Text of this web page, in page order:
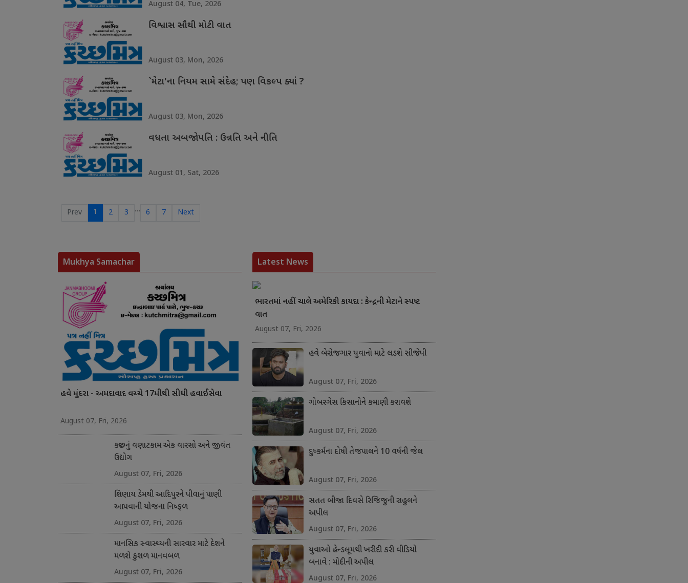
August 04, Tue, 2026
વિશ્વાસ સૌથી મોટી વાત
August 03, Mon, 2026
`મેટા'ના નિયમ સામે સંદેહ; પણ વિકલ્પ ક્યાં ?
August 03, Mon, 2026
વધતા અબજોપતિ : ઉન્નતિ અને નીતિ
August 01, Sat, 2026
Prev 1 2 3 … 6 7 Next
Mukhya Samachar
હવે મુંદરા - અમદાવાદ વચ્ચે 17મીથી સીધી હવાઈસેવા
August 07, Fri, 2026
કચ્છનું વણાટકામ એક વારસો અને જીવંત
ઉદ્યોગ
August 07, Fri, 2026
શિણાય ડેમથી આદિપુરને પીવાનું પાણી
આપવાની યોજના નિષ્ફળ
August 07, Fri, 2026
માનસિક સ્વાસ્થ્યની સારવાર માટે દેશને
મળશે કુશળ માનવબળ
August 07, Fri, 2026
Latest News
ભારતમાં નહીં ચાલે અમેરિકી કાયદા : કેન્દ્રની મેટાને સ્પષ્ટ
વાત
August 07, Fri, 2026
હવે બેરોજગાર યુવાનો માટે લડશે સીજેપી
August 07, Fri, 2026
ગોબરગેસ કિસાનોને કમાણી કરાવશે
August 07, Fri, 2026
દુષ્કર્મના દોષી તેજપાલને 10 વર્ષની જેલ
August 07, Fri, 2026
સતત બીજા દિવસે રિજિજુની રાહુલને
અપીલ
August 07, Fri, 2026
યુવાઓ હેન્ડલૂમથી ખરીદી કરી વીડિયો
બનાવે : મોદીની અપીલ
August 07, Fri, 2026